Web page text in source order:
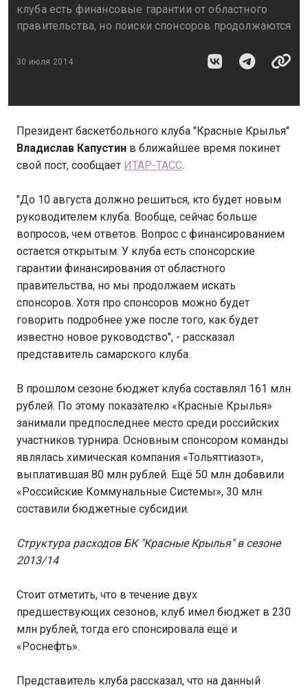
клуба есть финансовые гарантии от областного
правительства, но поиски спонсоров продолжаются
30 июля 2014
Президент баскетбольного клуба "Красные Крылья"
Владислав Капустин в ближайшее время покинет
свой пост, сообщает ИТАР-ТАСС.
"До 10 августа должно решиться, кто будет новым
руководителем клуба. Вообще, сейчас больше
вопросов, чем ответов. Вопрос с финансированием
остается открытым. У клуба есть спонсорские
гарантии финансирования от областного
правительства, но мы продолжаем искать
спонсоров. Хотя про спонсоров можно будет
говорить подробнее уже после того, как будет
известно новое руководство", - рассказал
представитель самарского клуба.
В прошлом сезоне бюджет клуба составлял 161 млн
рублей. По этому показателю «Красные Крылья»
занимали предпоследнее место среди российских
участников турнира. Основным спонсором команды
являлась химическая компания «Тольяттиазот»,
выплатившая 80 млн рублей. Ещё 50 млн добавили
«Российские Коммунальные Системы», 30 млн
составили бюджетные субсидии.
Структура расходов БК "Красные Крылья" в сезоне
2013/14
Стоит отметить, что в течение двух
предшествующих сезонов, клуб имел бюджет в 230
млн рублей, тогда его спонсировала ещё и
«Роснефть».
Представитель клуба рассказал, что на данный